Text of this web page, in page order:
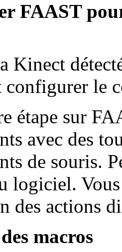
FAAST
Kinect
configurer le
étape sur
avec des
de souris.
logiciel.
des actions
macros